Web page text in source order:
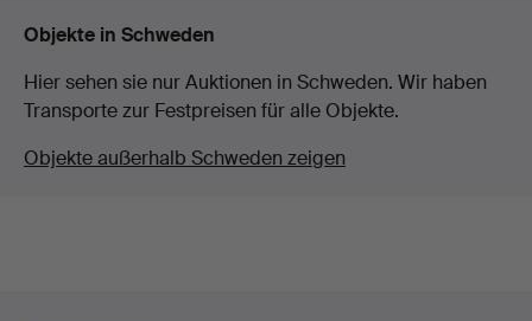
Objekte in Schweden
Hier sehen sie nur Auktionen in Schweden. Wir haben
Transporte zur Festpreisen für alle Objekte.
Objekte außerhalb Schweden zeigen